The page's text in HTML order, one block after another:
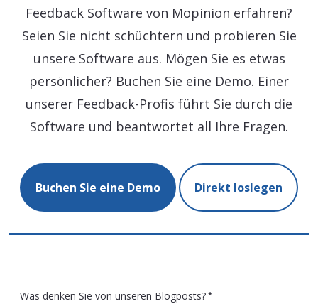
Feedback Software von Mopinion erfahren?
Seien Sie nicht schüchtern und probieren Sie
unsere Software aus. Mögen Sie es etwas
persönlicher? Buchen Sie eine Demo. Einer
unserer Feedback-Profis führt Sie durch die
Software und beantwortet all Ihre Fragen.
Buchen Sie eine Demo Direkt loslegen
Was denken Sie von unseren Blogposts? *